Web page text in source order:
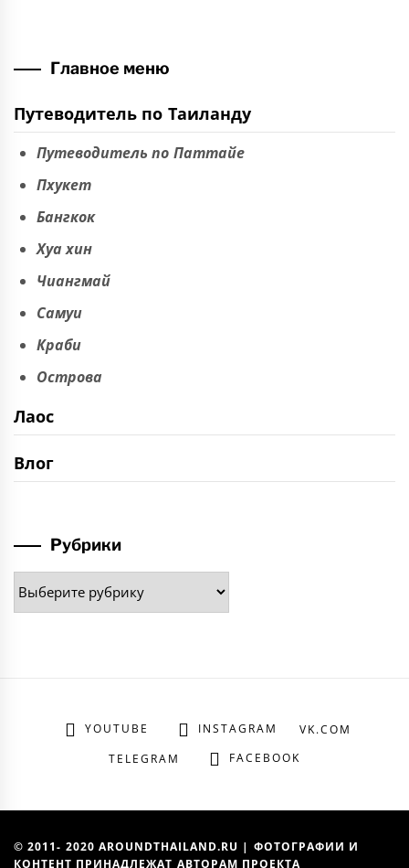
Главное меню
Путеводитель по Таиланду
Путеводитель по Паттайе
Пхукет
Бангкок
Хуа хин
Чиангмай
Самуи
Краби
Острова
Лаос
Влог
Рубрики
Рубрики
YOUTUBE INSTAGRAM
VK.COM
TELEGRAM
FACEBOOK
© 2011- 2020 AROUNDTHAILAND.RU | ФОТОГРАФИИ И
КОНТЕНТ ПРИНАДЛЕЖАТ АВТОРАМ ПРОЕКТА